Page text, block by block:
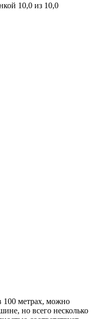
10,0 из 10,0
100 метрах, можно
но всего несколько